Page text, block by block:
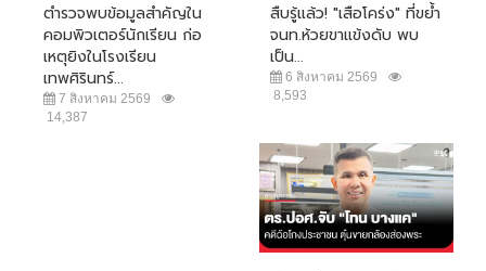
ตำรวจพบข้อมูลสำคัญใน
คอมพิวเตอร์นักเรียน ก่อ
เหตุยิงในโรงเรียน
เทพศิรินทร์...
7 สิงหาคม 2569
14,387
สืบรู้แล้ว! "เสือโคร่ง" ที่ขย้ำ
จนท.ห้วยขาแข้งดับ พบ
เป็น...
6 สิงหาคม 2569
8,593